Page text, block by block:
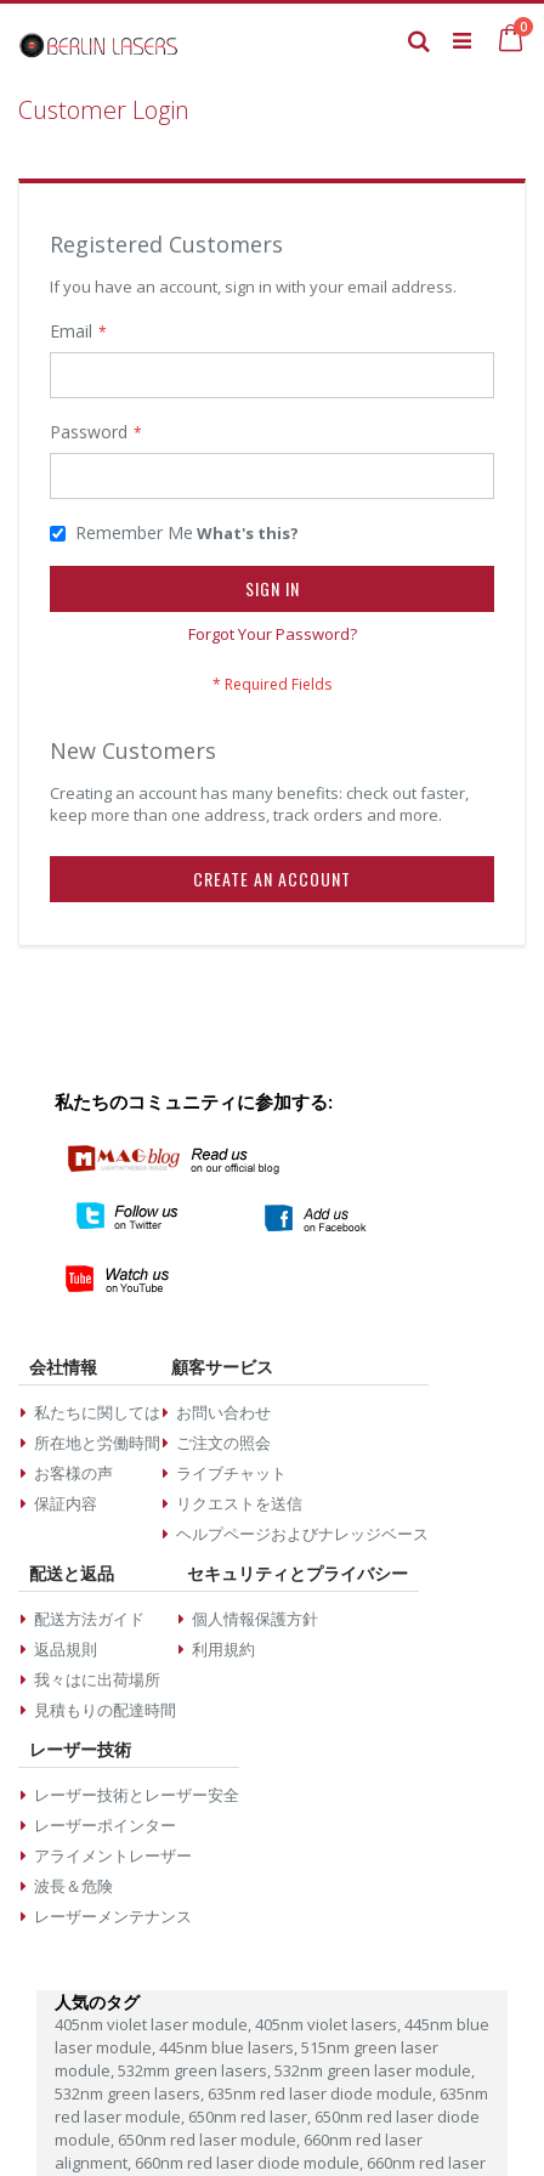
to
Content
0
Search
Customer Login
Registered Customers
If you have an account, sign in with your email address.
Email
Password
Remember Me What's this?
SIGN IN
Forgot Your Password?
New Customers
Creating an account has many benefits: check out faster,
keep more than one address, track orders and more.
CREATE AN ACCOUNT
私たちのコミュニティに参加する:
会社情報
私たちに関しては
所在地と労働時間
お客様の声
保証内容
顧客サービス
お問い合わせ
ご注文の照会
ライブチャット
リクエストを送信
ヘルプページおよびナレッジベース
配送と返品
配送方法ガイド
返品規則
我々はに出荷場所
見積もりの配達時間
セキュリティとプライバシー
個人情報保護方針
利用規約
レーザー技術
レーザー技術とレーザー安全
レーザーポインター
アライメントレーザー
波長＆危険
レーザーメンテナンス
人気のタグ
405nm violet laser module,405nm violet lasers,445nm blue
laser module,445nm blue lasers,515nm green laser
module,532mm green lasers,532nm green laser module,
532nm green lasers, 635nm red laser diode module, 635nm
red laser module, 650nm red laser, 650nm red laser diode
module, 650nm red laser module, 660nm red laser
alignment, 660nm red laser diode module, 660nm red laser